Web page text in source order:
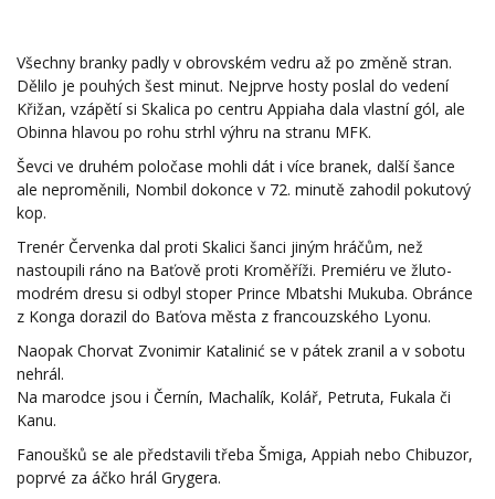
Všechny branky padly v obrovském vedru až po změně stran.
Dělilo je pouhých šest minut. Nejprve hosty poslal do vedení
Křižan, vzápětí si Skalica po centru Appiaha dala vlastní gól, ale
Obinna hlavou po rohu strhl výhru na stranu MFK.
Ševci ve druhém poločase mohli dát i více branek, další šance
ale neproměnili, Nombil dokonce v 72. minutě zahodil pokutový
kop.
Trenér Červenka dal proti Skalici šanci jiným hráčům, než
nastoupili ráno na Baťově proti Kroměříži. Premiéru ve žluto-
modrém dresu si odbyl stoper Prince Mbatshi Mukuba. Obránce
z Konga dorazil do Baťova města z francouzského Lyonu.
Naopak Chorvat Zvonimir Katalinić se v pátek zranil a v sobotu
nehrál.
Na marodce jsou i Černín, Machalík, Kolář, Petruta, Fukala či
Kanu.
Fanoušků se ale představili třeba Šmiga, Appiah nebo Chibuzor,
poprvé za áčko hrál Grygera.